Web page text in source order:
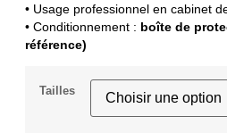
• Usage professionnel en cabinet
• Conditionnement : boîte de
référence)
Tailles